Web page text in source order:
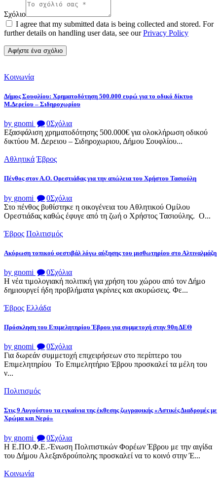
Σχόλιο
I agree that my submitted data is being collected and stored. For
further details on handling user data, see ourPrivacy Policy
Κοινωνία
Δήμος Σουφλίου: Χρηματοδότηση 500.000 ευρώ για το οδικό δίκτυο
Μ.Δερείου – Σιδηροχωρίου
by gnomi 0Σχόλια
Εξασφάλιση χρηματοδότησης 500.000€ για ολοκλήρωση οδικού
δικτύου Μ. Δερειου – Σιδηροχωριου, Δήμου Σουφλίου...
Αθλητικά Έβρος
Πένθος στον Α.Ο. Ορεστιάδας για την απώλεια του Χρήστου Τασιούλη
by gnomi 0Σχόλια
Στο πένθος βυθίστηκε η οικογένεια του Αθλητικού Ομίλου
Ορεστιάδας καθώς έφυγε από τη ζωή ο Χρήστος Τασιούλης. Ο...
Έβρος Πολιτισμός
Ακύρωση τοπικού φεστιβάλ λόγω αύξησης του μισθωτηρίου στο Αλτιναλμάζη
by gnomi 0Σχόλια
Η νέα τιμολογιακή πολιτική για χρήση του χώρου από τον Δήμο
δημιουργεί ήδη προβλήματα γκρίνιες και ακυρώσεις. Φε...
Έβρος Ελλάδα
Πρόσκληση του Επιμελητηρίου Έβρου για συμμετοχή στην 90η ΔΕΘ
by gnomi 0Σχόλια
Για δωρεάν συμμετοχή επιχειρήσεων στο περίπτερο του
Επιμελητηρίου Το Επιμελητήριο Έβρου προσκαλεί τα μέλη του
ν...
Πολιτισμός
Στις 9 Αυγούστου τα εγκαίνια της έκθεσης ζωγραφικής «Αστικές Διαδρομές με
Χρώμα και Νερό»
by gnomi 0Σχόλια
Η Ε.ΠΟ.Φ.Ε.-Ένωση Πολιτιστικών Φορέων Έβρου με την αιγίδα
του Δήμου Αλεξανδρούπολης προσκαλεί να το κοινό στην Έ...
Κοινωνία